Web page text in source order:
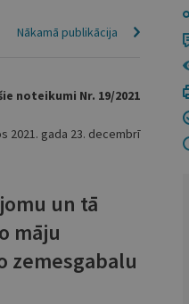
Nākamā publikācija
noteikumi Nr. 19/2021
2021. gada 23. decembrī
un tā
māju
zemesgabalu